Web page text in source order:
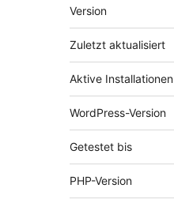
Meta
Version
Zuletzt aktualisiert
Aktive Installationen
WordPress-Version
Getestet bis
PHP-Version